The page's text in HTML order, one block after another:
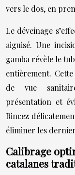
vers le dos, en
Le déveinage
aiguisé. Une
gamba révèle le
entièrement.
de vue
présentation et
Rincez
éliminer les
Calibrage
catalanes